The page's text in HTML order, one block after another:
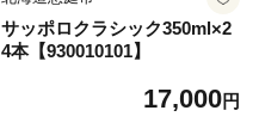
サッポロクラシック350ml×2
4本【930010101】
17,000円